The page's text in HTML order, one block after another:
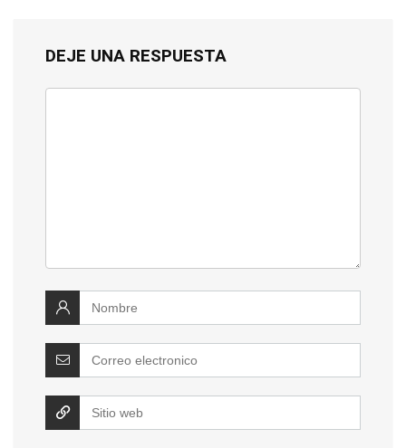
DEJE UNA RESPUESTA